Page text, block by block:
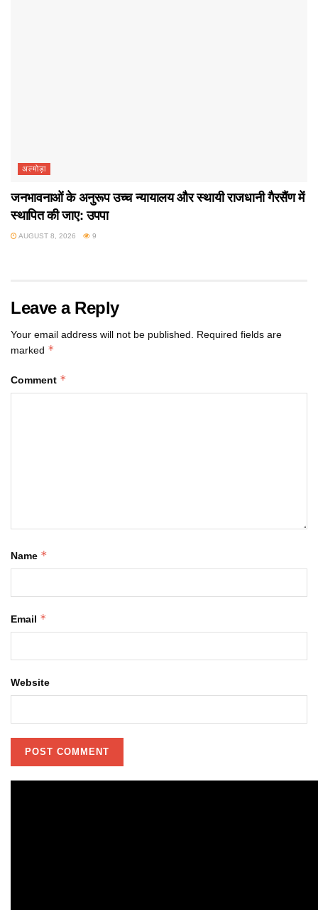
अल्मोड़ा
जनभावनाओं के अनुरूप उच्च न्यायालय और स्थायी राजधानी गैरसैंण में
स्थापित की जाए: उपपा
AUGUST 8, 2026 9
Leave a Reply
Your email address will not be published. Required fields are
marked *
Comment *
Name *
Email *
Website